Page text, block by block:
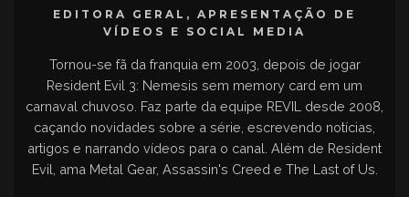
EDITORA GERAL, APRESENTAÇÃO DE
VÍDEOS E SOCIAL MEDIA
Tornou-se fã da franquia em 2003, depois de jogar
Resident Evil 3: Nemesis sem memory card em um
carnaval chuvoso. Faz parte da equipe REVIL desde 2008,
caçando novidades sobre a série, escrevendo notícias,
artigos e narrando vídeos para o canal. Além de Resident
Evil, ama Metal Gear, Assassin's Creed e The Last of Us.